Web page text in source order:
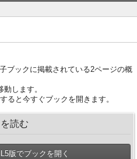
ブックに掲載されている2ページの概
します。
ると今すぐブックを開きます。
読む
版でブックを開く